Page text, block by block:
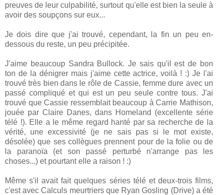
preuves de leur culpabilité, surtout qu'elle est bien la seule à
avoir des soupçons sur eux...
Je dois dire que j'ai trouvé, cependant, la fin un peu en-
dessous du reste, un peu précipitée.
J'aime beaucoup Sandra Bullock. Je sais qu'il est de bon
ton de la dénigrer mais j'aime cette actrice, voilà ! :) Je l'ai
trouvé très bien dans le rôle de Cassie, femme dure avec un
passé compliqué et qui est un peu seule contre tous. J'ai
trouvé que Cassie ressemblait beaucoup à Carrie Mathison,
jouée par Claire Danes, dans Homeland (excellente série
télé !). Elle a le même regard hanté par sa recherche de la
vérité, une excessivité (je ne sais pas si le mot existe,
désolée) que ses collègues prennent pour de la folie ou de
la paranoïa (et son passé perturbé n'arrange pas les
choses...) et pourtant elle a raison ! :)
Même s'il avait fait quelques séries télé et deux-trois films,
c'est avec Calculs meurtriers que Ryan Gosling (Drive) a été